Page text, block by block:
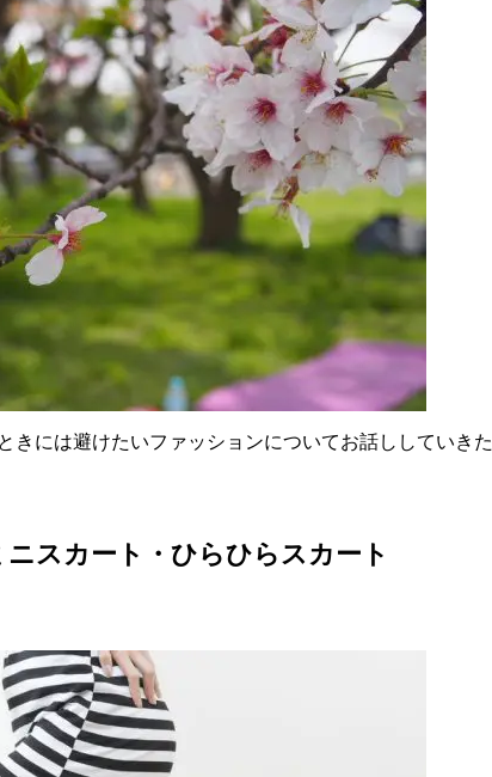
には避けたいファッションについてお話ししていきた
スカート・ひらひらスカート